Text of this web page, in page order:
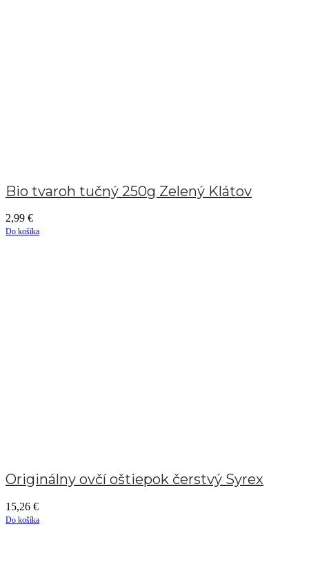
Bio tvaroh tučný 250g Zelený Klátov
2,99 €
Do košíka
Originálny ovčí oštiepok čerstvý Syrex
15,26 €
Do košíka